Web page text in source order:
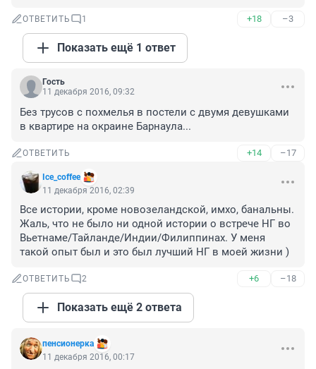
ОТВЕТИТЬ 1 +18 –3
Показать ещё 1 ответ
Гость
11 декабря 2016, 09:32
Без трусов с похмелья в постели с двумя девушками
в квартире на окраине Барнаула...
ОТВЕТИТЬ +14 –17
Ice_coffee
11 декабря 2016, 02:39
Все истории, кроме новозеландской, имхо, банальны.
Жаль, что не было ни одной истории о встрече НГ во
Вьетнаме/Тайланде/Индии/Филиппинах. У меня
такой опыт был и это был лучший НГ в моей жизни )
ОТВЕТИТЬ 2 +6 –18
Показать ещё 2 ответа
пенсионеpка
11 декабря 2016, 00:17